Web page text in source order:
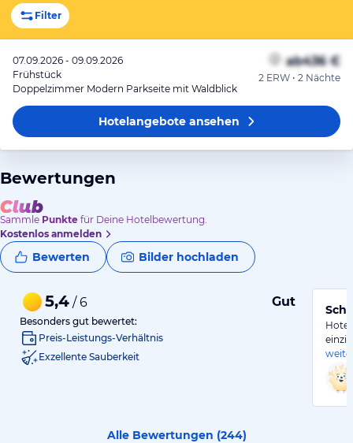
Filter
07.09.2026 - 09.09.2026
Frühstück
Doppelzimmer Modern Parkseite mit Waldblick
ab436 €
2 ERW • 2 Nächte
Hotelangeboteansehen
Bewertungen
Sammle Punkte für Deine Hotelbewertung.
Kostenlos anmelden
Bewerten Bilder hochladen
5,4 / 6 Gut
Besonders gut bewertet:
Preis-Leistungs-Verhältnis
Exzellente Sauberkeit
Alle Bewertungen (244)